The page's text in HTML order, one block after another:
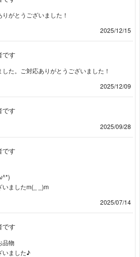
りがとうございました！
2025/12/15
です
た。ご対応ありがとうございました！
2025/12/09
です
2025/09/28
です
いましたm(_ _)m
2025/07/14
です
品物
いました♪